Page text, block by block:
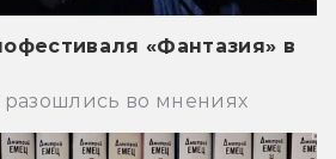
«Фантазия» в
во мнениях